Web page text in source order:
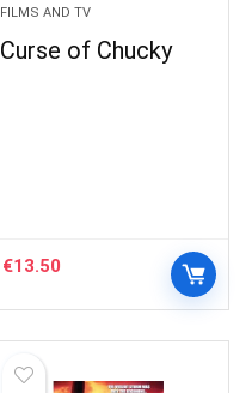
FILMS AND TV
Curse of Chucky
€13.50